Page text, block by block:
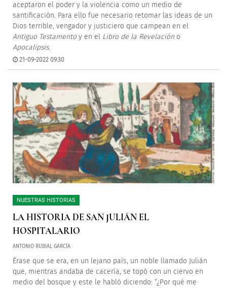
aceptaron el poder y la violencia como un medio de
santificación. Para ello fue necesario retomar las ideas de un
Dios terrible, vengador y justiciero que campean en el
Antiguo Testamentoy en el Libro de la Revelación o
Apocalipsis.
21-09-2022 09:30
NUESTRAS HISTORIAS
LA HISTORIA DE SAN JULIÁN EL
HOSPITALARIO
ANTONIO RUBIAL GARCÍA
Érase que se era, en un lejano país, un noble llamado Julián
que, mientras andaba de cacería, se topó con un ciervo en
medio del bosque y este le habló diciendo: “¿Por qué me